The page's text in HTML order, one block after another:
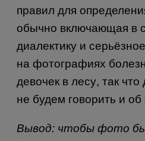
правил для
обычно включающая в
диалектику и
на фотографиях
девочек в лесу, так
не будем говорить и об
Вывод: чтобы фото